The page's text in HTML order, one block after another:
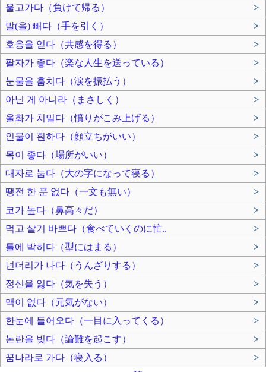
울고가다（負けて帰る）
>
발(을) 빼다（手を引く）
>
호응을 얻다（共感を得る）
>
팔자가 좋다（楽な人生を送っている）
>
눈물을 훔치다（涙を振払う）
>
아닌 게 아니라（まさしく）
>
울화가 치밀다（憤りがこみ上げる）
>
인물이 훤하다（顔立ちがいい）
>
목이 좋다（場所がいい）
>
대자로 눕다（大の字になって寝る）
>
땡전 한 푼 없다（一文も無い）
>
코가 높다（鼻高々だ）
>
먹고 살기 바쁘다（食べていくのに忙..
>
틀에 박히다（型にはまる）
>
넌더리가 나다（うんざりする）
>
정신을 잃다（気を失う）
>
맥이 없다（元気がない）
>
한눈에 들어오다（一目に入ってくる）
>
논란을 빚다（論難を起こす）
>
꿈나라로 가다（寝入る）
>